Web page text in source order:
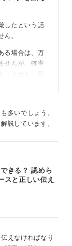
したという話
ん。
る場合は、万
せんが、確率
ません。職
業への訪問は
工夫はできる
多いでしょう。
説しています。
きる？ 認めら
スと正しい伝え
えなければなり